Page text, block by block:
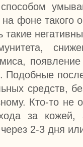
способом
на фоне такого
такие
Подобные
средств,
Кто-то не
за кожей,
2-3 дня